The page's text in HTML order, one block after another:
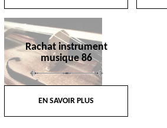
Rachat instrument
musique 86
EN SAVOIR PLUS